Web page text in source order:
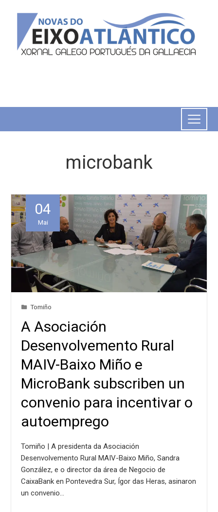
microbank
04
Mai
Tomiño
A Asociación
Desenvolvemento Rural
MAIV-Baixo Miño e
MicroBank subscriben un
convenio para incentivar o
autoemprego
Tomiño | A presidenta da Asociación
Desenvolvemento Rural MAIV-Baixo Miño, Sandra
González, e o director da área de Negocio de
CaixaBank en Pontevedra Sur, Ígor das Heras, asinaron
un convenio…